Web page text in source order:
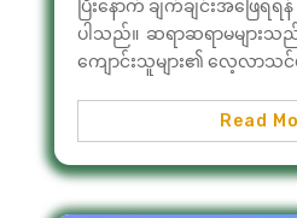
ပြီးနောက် ချက်ချင်းအဖြေရ
ပါသည်။ ဆရာဆရာမများသည်
ကျောင်းသူများ၏ လေ့လာ
Read